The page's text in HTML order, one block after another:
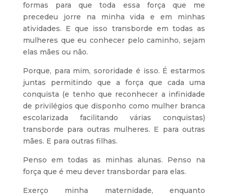
formas para que toda essa força que me
precedeu jorre na minha vida e em minhas
atividades. E que isso transborde em todas as
mulheres que eu conhecer pelo caminho, sejam
elas mães ou não.
Porque, para mim, sororidade é isso. É estarmos
juntas permitindo que a força que cada uma
conquista (e tenho que reconhecer a infinidade
de privilégios que disponho como mulher branca
escolarizada facilitando várias conquistas)
transborde para outras mulheres. E para outras
mães. E para outras filhas.
Penso em todas as minhas alunas. Penso na
força que é meu dever transbordar para elas.
Exerço minha maternidade, enquanto